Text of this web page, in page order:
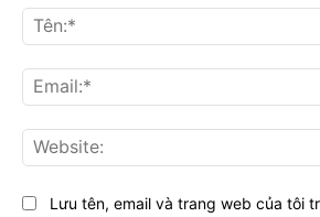
Lưu tên, email và trang web của tôi